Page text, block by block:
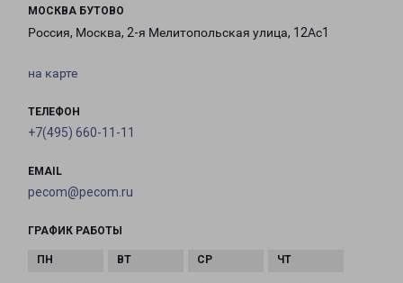
МОСКВА БУТОВО
Россия, Москва, 2-я Мелитопольская улица, 12Ас1
на карте
ТЕЛЕФОН
+7(495) 660-11-11
EMAIL
pecom@pecom.ru
ГРАФИК РАБОТЫ